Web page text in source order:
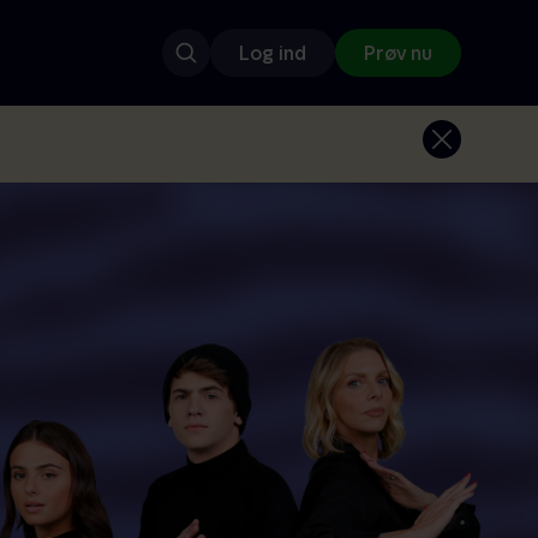
Log ind Prøv nu